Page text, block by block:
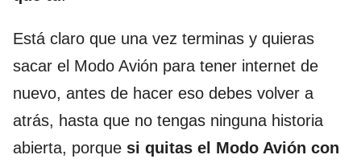
Está claro que una vez terminas y quieras
sacar el Modo Avión para tener internet de
nuevo, antes de hacer eso debes volver a
atrás, hasta que no tengas ninguna historia
abierta, porque si quitas el Modo Avión con